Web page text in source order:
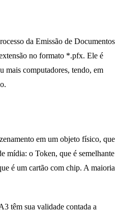
da Emissão de Documentos
no formato *.pfx. Ele é
mais computadores, tendo, em
em um objeto físico, que
mídia: o Token, que é semelhante
é um cartão com chip. A maioria
têm sua validade contada a